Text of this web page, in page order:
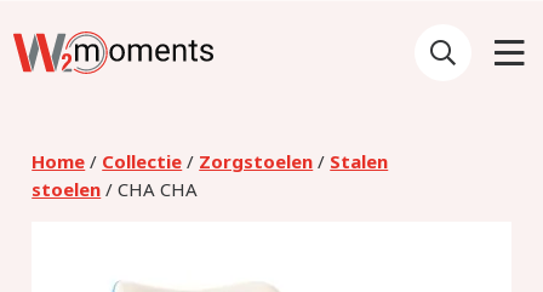
Home / Collectie / Zorgstoelen / Stalen
stoelen / CHA CHA